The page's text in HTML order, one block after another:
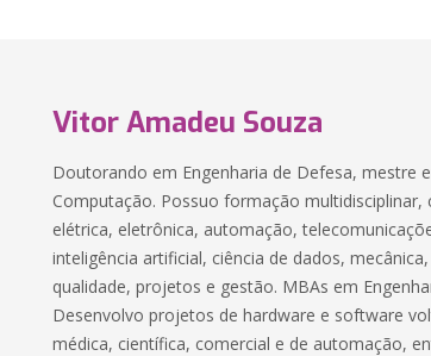
Vitor Amadeu Souza
Doutorando em Engenharia de Defesa, mestre
Computação. Possuo formação
elétrica, eletrônica, automação,
inteligência artificial, ciência de dados,
qualidade, projetos e gestão. MBAs em
Desenvolvo projetos de hardware e software
médica, científica, comercial e de automação,